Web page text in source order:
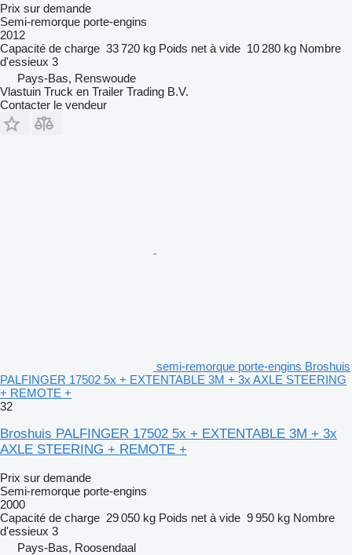
Prix sur demande
Semi-remorque porte-engins
2012
Capacité de charge 33 720 kg Poids net à vide 10 280 kg Nombre
d'essieux 3
Pays-Bas, Renswoude
Vlastuin Truck en Trailer Trading B.V.
Contacter le vendeur
semi-remorque porte-engins Broshuis
PALFINGER 17502 5x + EXTENTABLE 3M + 3x AXLE STEERING
+ REMOTE +
32
Broshuis PALFINGER 17502 5x + EXTENTABLE 3M + 3x
AXLE STEERING + REMOTE +
Prix sur demande
Semi-remorque porte-engins
2000
Capacité de charge 29 050 kg Poids net à vide 9 950 kg Nombre
d'essieux 3
Pays-Bas, Roosendaal